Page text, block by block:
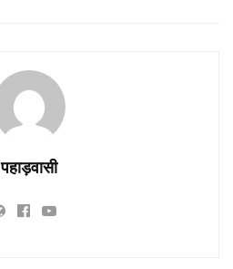
पहाड़वासी